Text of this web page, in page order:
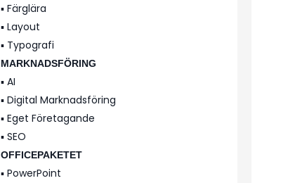
▪️ Färglära
▪️ Layout
▪️ Typografi
MARKNADSFÖRING
▪️ AI
▪️ Digital Marknadsföring
▪️ Eget Företagande
▪️ SEO
OFFICEPAKETET
▪️ PowerPoint